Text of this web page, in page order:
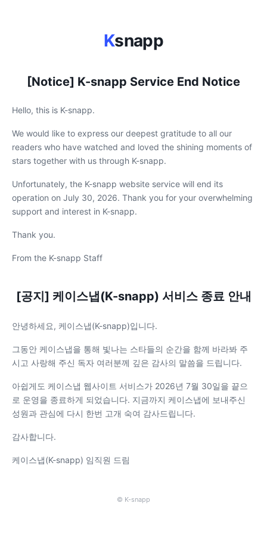
Ksnapp
[Notice] K-snapp Service End Notice
Hello, this is K-snapp.
We would like to express our deepest gratitude to all our
readers who have watched and loved the shining moments of
stars together with us through K-snapp.
Unfortunately, the K-snapp website service will end its
operation on July 30, 2026. Thank you for your overwhelming
support and interest in K-snapp.
Thank you.
From the K-snapp Staff
[공지] 케이스냅(K-snapp) 서비스 종료 안내
안녕하세요, 케이스냅(K-snapp)입니다.
그동안 케이스냅을 통해 빛나는 스타들의 순간을 함께 바라봐 주
시고 사랑해 주신 독자 여러분께 깊은 감사의 말씀을 드립니다.
아쉽게도 케이스냅 웹사이트 서비스가 2026년 7월 30일을 끝으
로 운영을 종료하게 되었습니다. 지금까지 케이스냅에 보내주신
성원과 관심에 다시 한번 고개 숙여 감사드립니다.
감사합니다.
케이스냅(K-snapp) 임직원 드림
© K-snapp